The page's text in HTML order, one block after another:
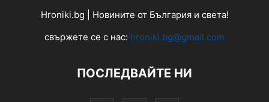
Hroniki.bg | Новините от България и света!
свържете се с нас: hroniki.bg@gmail.com
ПОСЛЕДВАЙТЕ НИ